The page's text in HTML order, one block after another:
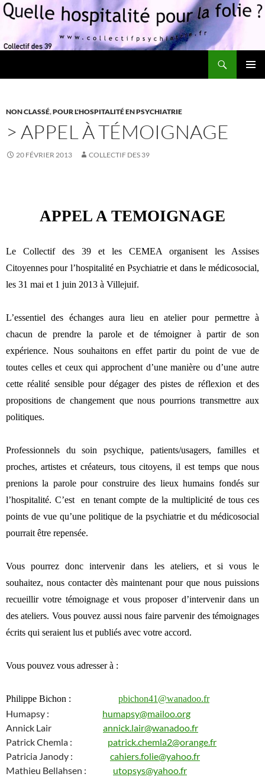
NON CLASSÉ,POUR L'HOSPITALITÉ EN PSYCHIATRIE
> APPEL À TÉMOIGNAGE
20 FÉVRIER 2013 COLLECTIF DES 39
APPEL A TEMOIGNAGE
Le Collectif des 39 et les CEMEA organisent les Assises
Citoyennes pour l’hospitalité en Psychiatrie et dans le médicosocial,
les 31 mai et 1 juin 2013 à Villejuif.
L’essentiel des échanges aura lieu en atelier pour permettre à
chacun de prendre la parole et de témoigner à partir de son
expérience. Nous souhaitons en effet partir du point de vue de
toutes celles et ceux qui approchent d’une manière ou d’une autre
cette réalité sensible pour dégager des pistes de réflexion et des
propositions de changement que nous pourrions transmettre aux
politiques.
Professionnels du soin psychique, patients/usagers, familles et
proches, artistes et créateurs, tous citoyens, il est temps que nous
prenions la parole pour construire des lieux humains fondés sur
l’hospitalité. C’est
en tenant compte de la multiplicité de tous ces
points de vue qu’une politique de la psychiatrie et du médicosocial
pourrait être repensée.
Vous pourrez donc intervenir dans les ateliers, et si vous le
souhaitez, nous contacter dès maintenant pour que nous puissions
recueillir votre témoignage et vous proposer d’intervenir dans un
des ateliers. Vous pouvez aussi nous faire parvenir des témoignages
écrits qui seraient lus et publiés avec votre accord.
Vous pouvez vous adresser à :
Philippe Bichon : pbichon41@wanadoo.fr
Humapsy :
humapsy@mailoo.org
Annick Lair
annick.lair@wanadoo.fr
Patrick Chemla :
patrick.chemla2@orange.fr
Patricia Janody :
cahiers.folie@yahoo.fr
Mathieu Bellahsen : utopsys@yahoo.fr